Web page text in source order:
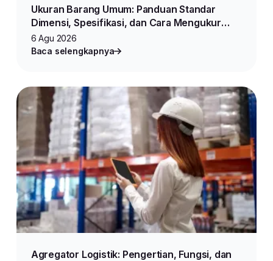
Ukuran Barang Umum: Panduan Standar
Dimensi, Spesifikasi, dan Cara Mengukur
Produk untuk Jualan Online
6 Agu 2026
Baca selengkapnya
Agregator Logistik: Pengertian, Fungsi, dan